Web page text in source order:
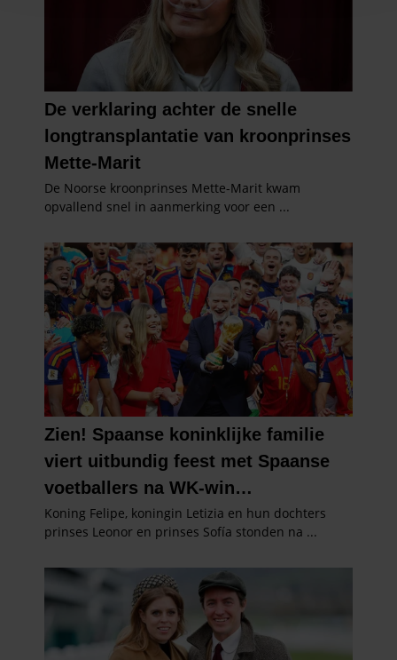
en om ons websiteverkeer te analyseren. Ook delen we
informatie over uw gebruik van onze site met onze
partners voor social media, adverteren en analyse. Deze
partners kunnen deze gegevens combineren met andere
informatie die u aan ze heeft verstrekt of die ze hebben
verzameld op basis van uw gebruik van hun services. U
gaat akkoord met onze cookies als u onze website blijft
gebruiken.